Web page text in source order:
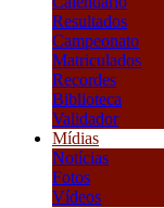
Resultados
Campeonato
Matriculados
Recordes
Biblioteca
Validador
Mídias
Notícias
Fotos
Vídeos